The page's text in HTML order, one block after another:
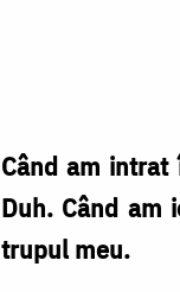
Când am
Duh. Când am
trupul meu.